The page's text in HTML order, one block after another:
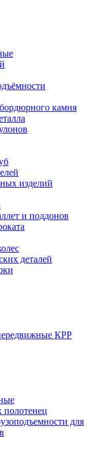
камня
изделий
и поддонов
деталей
КРР
для